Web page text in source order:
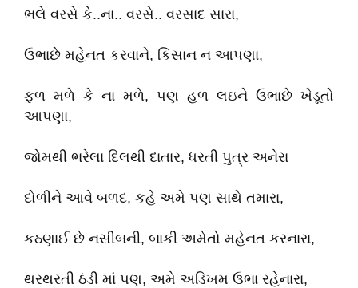
ભલે વરસે કે..ના.. વરસે.. વરસાદ સારા,
ઉભાછે મહેનત કરવાને, કિસાન ન આપણા,
ફળ મળે કે ના મળે, પણ હળ લઇને ઉભાછે ખેડૂતો
આપણા,
જોમથી ભરેલા દિલથી દાતાર, ધરતી પુત્ર અનેરા
દોળીને આવે બળદ, કહે અમે પણ સાથે તમારા,
કઠણાઈ છે નસીબની, બાકી અમેતો મહેનત કરનારા,
થરથરતી ઠંડી માં પણ, અમે અડિખમ ઉભા રહેનારા,